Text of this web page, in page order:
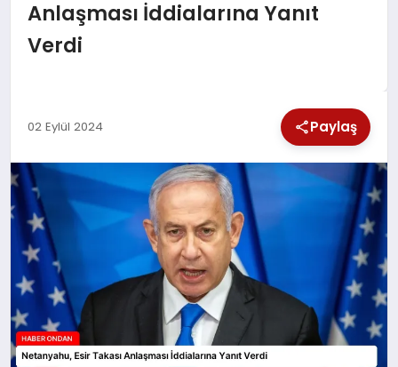
EKONOMI
YAŞAM
Anlaşması İddialarına Yanıt
Verdi
02 Eylül 2024 Paylaş